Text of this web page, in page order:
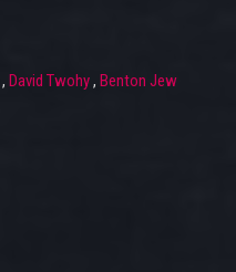
, David Twohy, Benton Jew